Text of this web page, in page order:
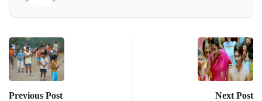
Previous Post Next Post